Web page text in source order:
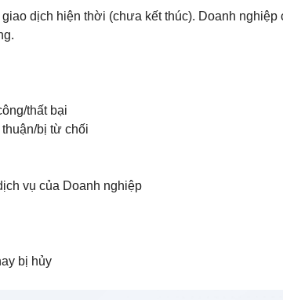
dịch hiện thời (chưa kết thúc). Doanh
thất bại
bị từ chối
vụ của Doanh nghiệp
bị hủy